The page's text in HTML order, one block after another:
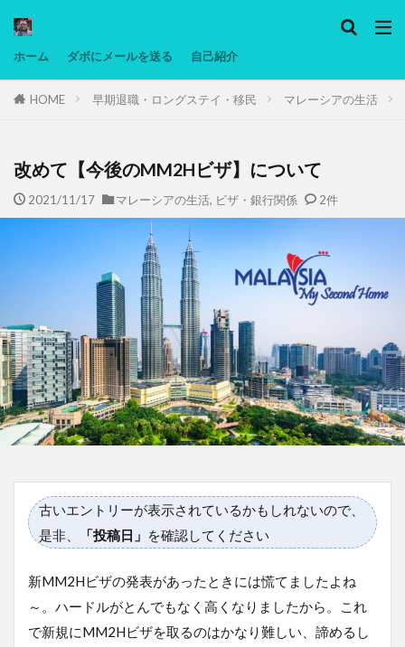
ホーム ダボにメールを送る 自己紹介
HOME 早期退職・ロングステイ・移民 マレーシアの生活
改めて【今後のMM2Hビザ】について
2021/11/17 マレーシアの生活, ビザ・銀行関係 2件
古いエントリーが表示されているかもしれないので、
是非、
「投稿日」 を確認してください
新MM2Hビザの発表があったときには慌てましたよね
～。ハードルがとんでもなく高くなりましたから。これ
で新規にMM2Hビザを取るのはかなり難しい、諦めるし
タグ
ヨーグルト
低温調理・スロークッカー